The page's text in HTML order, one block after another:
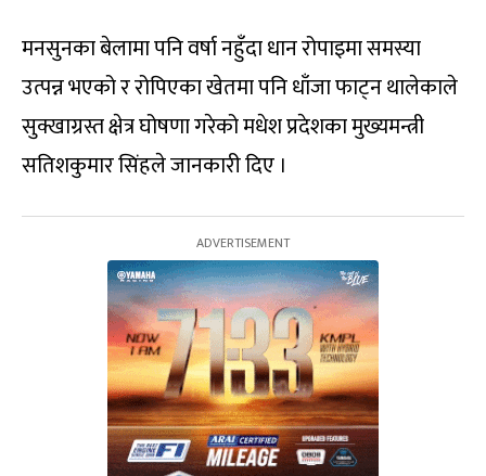
मनसुनका बेलामा पनि वर्षा नहुँदा धान रोपाइमा समस्या
उत्पन्न भएको र रोपिएका खेतमा पनि धाँजा फाट्न थालेकाले
सुक्खाग्रस्त क्षेत्र घोषणा गरेको मधेश प्रदेशका मुख्यमन्त्री
सतिशकुमार सिंहले जानकारी दिए ।